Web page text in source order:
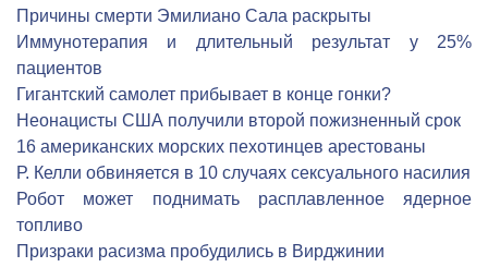
Причины смерти Эмилиано Сала раскрыты
Иммунотерапия и длительный результат у 25%
пациентов
Гигантский самолет прибывает в конце гонки?
Неонацисты США получили второй пожизненный срок
16 американских морских пехотинцев арестованы
Р. Келли обвиняется в 10 случаях сексуального насилия
Робот может поднимать расплавленное ядерное
топливо
Призраки расизма пробудились в Вирджинии